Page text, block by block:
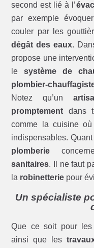
second est lié à l’
par exemple
couler par les
dégât des eaux.
propose une
lesystème de
plombier-
Notez qu’un
promptement dans
comme la cuisine
indispensables.
plomberie
sanitaires. Il ne faut
la robinetterie pour
Un spécialiste
Que ce soit pour les
ainsi que les